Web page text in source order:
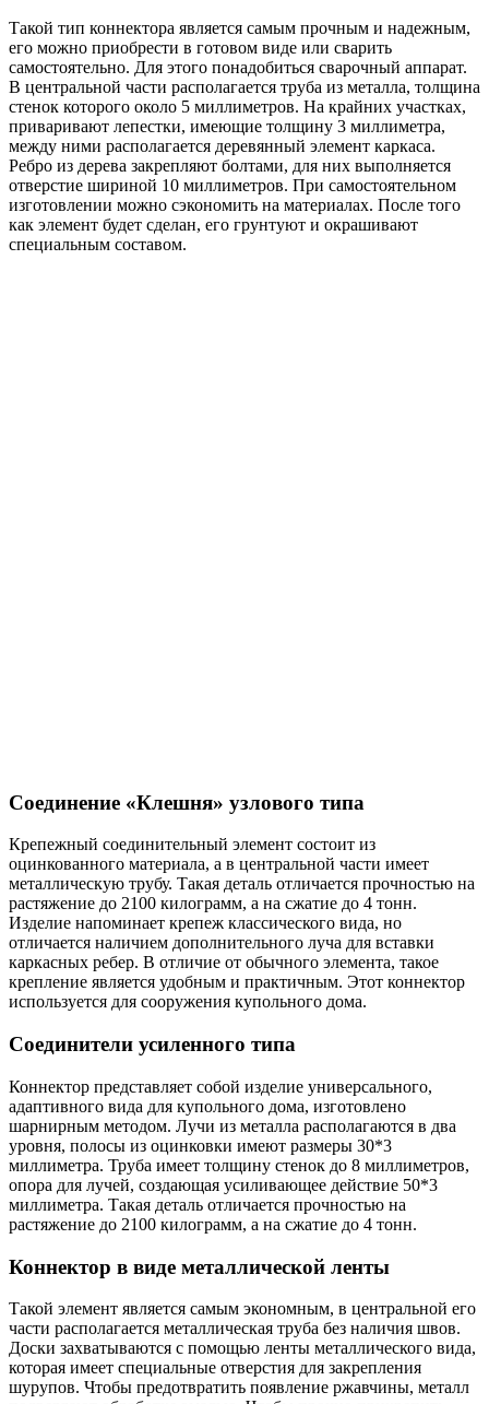
Такой тип коннектора является самым прочным и надежным,
его можно приобрести в готовом виде или сварить
самостоятельно. Для этого понадобиться сварочный аппарат.
В центральной части располагается труба из металла, толщина
стенок которого около 5 миллиметров. На крайних участках,
приваривают лепестки, имеющие толщину 3 миллиметра,
между ними располагается деревянный элемент каркаса.
Ребро из дерева закрепляют болтами, для них выполняется
отверстие шириной 10 миллиметров. При самостоятельном
изготовлении можно сэкономить на материалах. После того
как элемент будет сделан, его грунтуют и окрашивают
специальным составом.
Соединение «Клешня» узлового типа
Крепежный соединительный элемент состоит из
оцинкованного материала, а в центральной части имеет
металлическую трубу. Такая деталь отличается прочностью на
растяжение до 2100 килограмм, а на сжатие до 4 тонн.
Изделие напоминает крепеж классического вида, но
отличается наличием дополнительного луча для вставки
каркасных ребер. В отличие от обычного элемента, такое
крепление является удобным и практичным. Этот коннектор
используется для сооружения купольного дома.
Соединители усиленного типа
Коннектор представляет собой изделие универсального,
адаптивного вида для купольного дома, изготовлено
шарнирным методом. Лучи из металла располагаются в два
уровня, полосы из оцинковки имеют размеры 30*3
миллиметра. Труба имеет толщину стенок до 8 миллиметров,
опора для лучей, создающая усиливающее действие 50*3
миллиметра. Такая деталь отличается прочностью на
растяжение до 2100 килограмм, а на сжатие до 4 тонн.
Коннектор в виде металлической ленты
Такой элемент является самым экономным, в центральной его
части располагается металлическая труба без наличия швов.
Доски захватываются с помощью ленты металлического вида,
которая имеет специальные отверстия для закрепления
шурупов. Чтобы предотвратить появление ржавчины, металл